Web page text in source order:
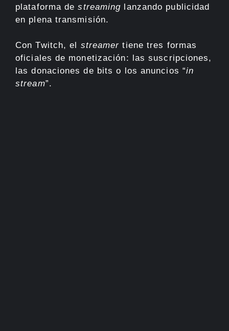
plataforma destreaming lanzando publicidad
en plena transmisión.
Con Twitch, el streamer tiene tres formas
oficiales de monetización: las suscripciones,
las donaciones de bits o los anuncios “in
stream”.